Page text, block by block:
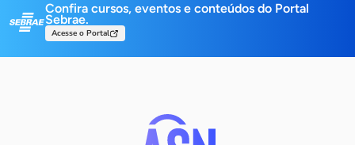
Confira cursos, eventos e conteúdos do Portal
Sebrae.
Acesse o Portal